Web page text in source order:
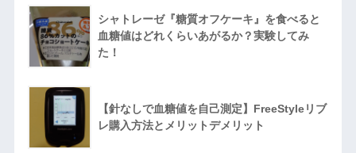
シャトレーゼ『糖質オフケーキ』を食べると
血糖値はどれくらいあがるか？実験してみ
た！
【針なしで血糖値を自己測定】FreeStyleリブ
レ購入方法とメリットデメリット